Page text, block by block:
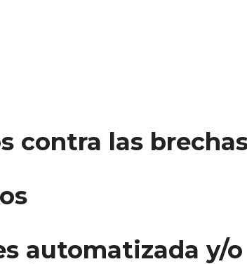
contra las
automatizada y/